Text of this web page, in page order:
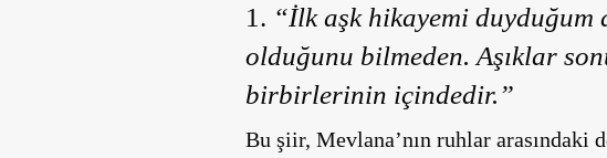
1. “İlk aşk hikayemi duyduğum
olduğunu bilmeden. Aşıklar
birbirlerinin içindedir.”
Bu şiir, Mevlana’nın ruhlar arasındaki